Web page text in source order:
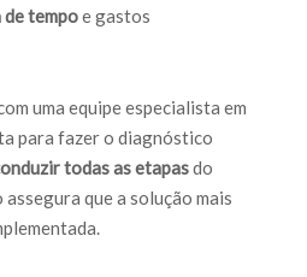
de tempoe gastos
uma equipe especialista em
para fazer o diagnóstico
todas as etapasdo
que a solução mais